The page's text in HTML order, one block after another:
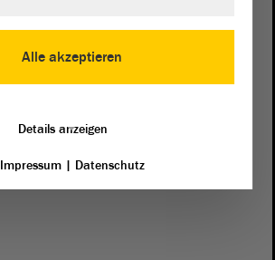
Alle akzeptieren
Details anzeigen
Impressum| Datenschutz